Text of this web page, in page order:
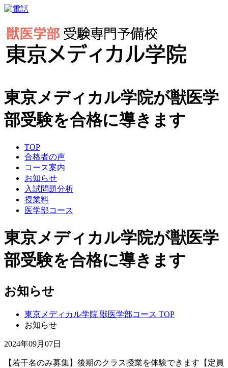
東京メディカル学院が獣医学
部受験を合格に導きます
TOP
合格者の声
コース案内
お知らせ
入試問題分析
授業料
医学部コース
東京メディカル学院が獣医学
部受験を合格に導きます
お知らせ
東京メディカル学院 獣医学部コース TOP
お知らせ
2024年09月07日
【若干名のみ募集】後期のクラス授業を体験できます【定員